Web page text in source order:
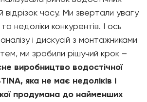
часу. Ми звертали увагу
недоліки конкурентів. І ось
і дискусій з монтажниками
ми зробили рішучий крок –
виробництво водостічної
яка не має недоліків і
продумана до найменших